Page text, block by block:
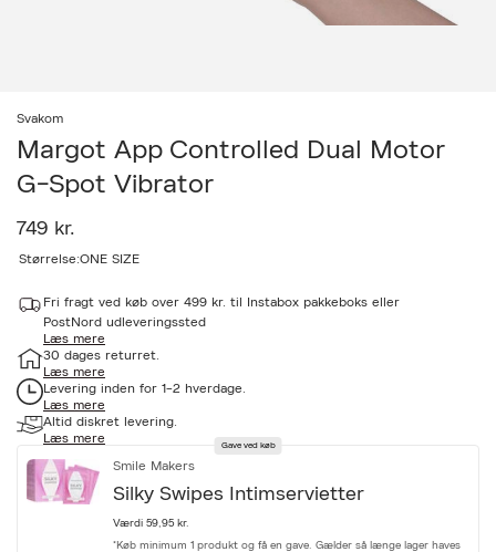
Svakom
Margot App Controlled Dual Motor
G-Spot Vibrator
749 kr.
a
c
e
s
i
b
i
l
i
Størrelse:ONE SIZE
Fri fragt ved køb over 499 kr. til Instabox pakkeboks eller
PostNord udleveringssted
Læs mere
30 dages returret.
Læs mere
Levering inden for 1-2 hverdage.
Læs mere
Altid diskret levering.
Læs mere
Gave ved køb
Smile Makers
Silky Swipes Intimservietter
Værdi 59,95 kr.
*Køb minimum 1 produkt og få en gave. Gælder så længe lager haves